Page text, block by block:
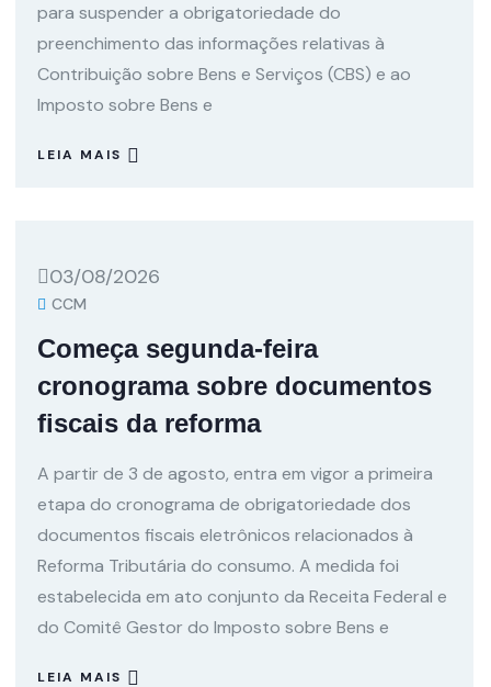
para suspender a obrigatoriedade do
preenchimento das informações relativas à
Contribuição sobre Bens e Serviços (CBS) e ao
Imposto sobre Bens e
LEIA MAIS
03/08/2026
CCM
Começa segunda-feira
cronograma sobre documentos
fiscais da reforma
A partir de 3 de agosto, entra em vigor a primeira
etapa do cronograma de obrigatoriedade dos
documentos fiscais eletrônicos relacionados à
Reforma Tributária do consumo. A medida foi
estabelecida em ato conjunto da Receita Federal e
do Comitê Gestor do Imposto sobre Bens e
LEIA MAIS